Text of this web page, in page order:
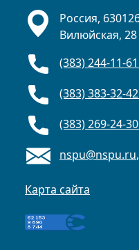
Россия,
Вилюйская, 28
(383) 244-11-
(383) 383-32-
(383) 269-24-
nspu@nspu.ru,
Карта сайта